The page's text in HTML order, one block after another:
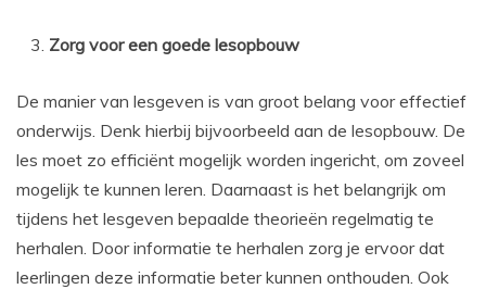
Zorg voor een goede lesopbouw
De manier van lesgeven is van groot belang voor effectief
onderwijs. Denk hierbij bijvoorbeeld aan de lesopbouw. De
les moet zo efficiënt mogelijk worden ingericht, om zoveel
mogelijk te kunnen leren. Daarnaast is het belangrijk om
tijdens het lesgeven bepaalde theorieën regelmatig te
herhalen. Door informatie te herhalen zorg je ervoor dat
leerlingen deze informatie beter kunnen onthouden. Ook